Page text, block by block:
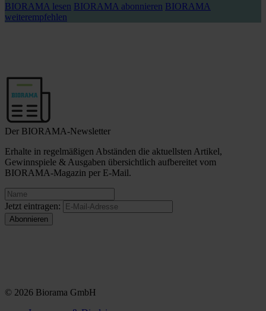
BIORAMA lesen BIORAMA abonnieren BIORAMA
weiterempfehlen
Der BIORAMA-Newsletter
Erhalte in regelmäßigen Abständen die aktuellsten Artikel,
Gewinnspiele & Ausgaben übersichtlich aufbereitet vom
BIORAMA-Magazin per E-Mail.
Jetzt eintragen:
© 2026 Biorama GmbH